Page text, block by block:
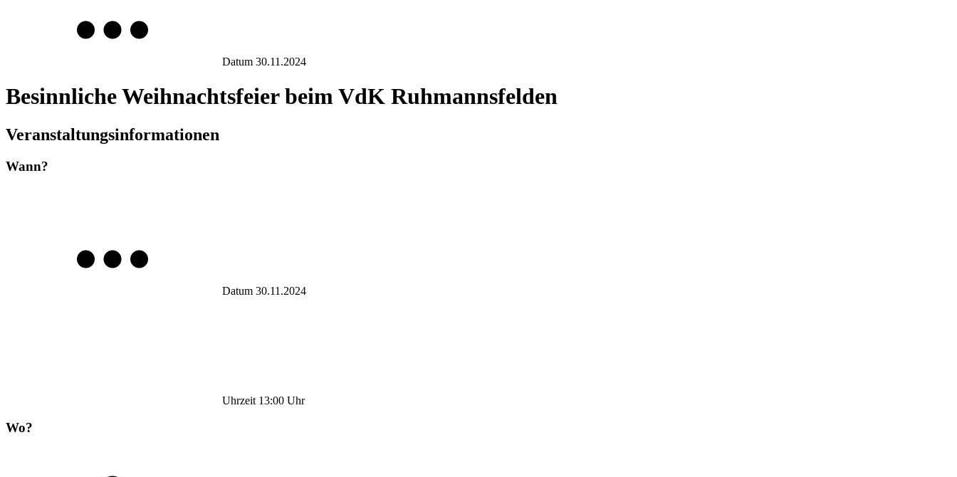
Datum 30.11.2024
Besinnliche Weihnachtsfeier beim VdK Ruhmannsfelden
Veranstaltungsinformationen
Wann?
Datum 30.11.2024
Uhrzeit 13:00 Uhr
Wo?